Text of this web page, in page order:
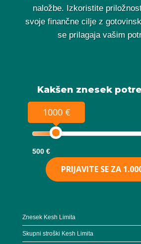
naložbe. Izkoristite
svoje finančne cilje z
se prilagaja vašim
Kakšen znesek
1000 €
500 €
PRIJAVITE SE ZA
Znesek Kesh Limita
Skupni stroški Kesh Limita